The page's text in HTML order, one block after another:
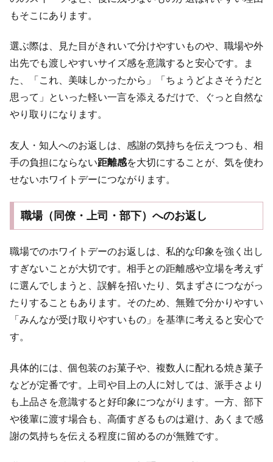
もそこにあります。
選ぶ際は、見た目がきれいで分けやすいものや、職場や外
出先でも渡しやすいサイズ感を意識すると安心です。ま
た、「これ、美味しかったから」「ちょうどよさそうだと
思って」といった軽い一言を添えるだけで、ぐっと自然な
やり取りになります。
友人・知人へのお返しは、感謝の気持ちを伝えつつも、相
手の負担にならない距離感を大切にすることが、気を使わ
せないホワイトデーにつながります。
職場（同僚・上司・部下）へのお返し
職場でのホワイトデーのお返しは、私的な印象を強く出し
すぎないことが大切です。相手との距離感や立場を考えず
に選んでしまうと、誤解を招いたり、気まずさにつながっ
たりすることもあります。そのため、無難で分かりやすい
「みんなが受け取りやすいもの」を基準に考えると安心で
す。
具体的には、個包装のお菓子や、複数人に配れる焼き菓子
などが定番です。上司や目上の人に対しては、派手さより
も上品さを意識すると好印象につながります。一方、部下
や後輩に渡す場合も、高価すぎるものは避け、あくまで感
謝の気持ちを伝える程度に留めるのが無難です。